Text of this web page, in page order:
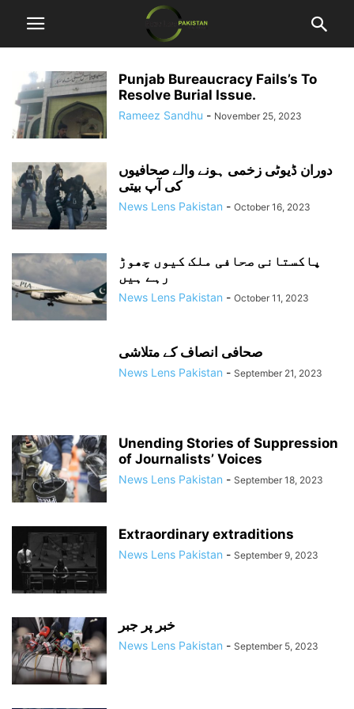
Punjab Bureaucracy Fails’s To
Resolve Burial Issue.
Rameez Sandhu - November 25, 2023
دوران ڈیوٹی زخمی ہونے والے صحافیوں
کی آپ بیتی
News Lens Pakistan - October 16, 2023
پاکستانی صحافی ملک کیوں چھوڑ
رہے ہیں
News Lens Pakistan - October 11, 2023
صحافی انصاف کے متلاشی
News Lens Pakistan - September 21, 2023
Unending Stories of Suppression
of Journalists’ Voices
News Lens Pakistan - September 18, 2023
Extraordinary extraditions
News Lens Pakistan - September 9, 2023
خبر پر جبر
News Lens Pakistan - September 5, 2023